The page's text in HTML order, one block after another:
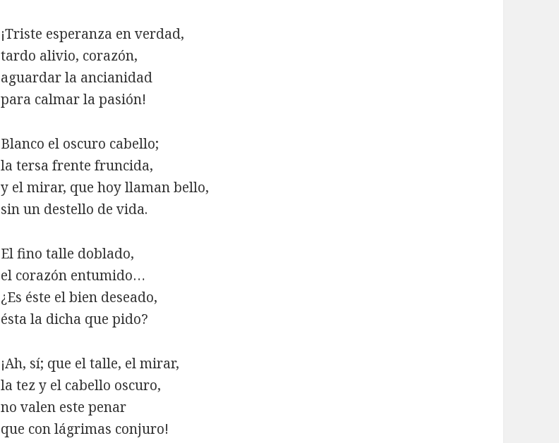
¡Triste esperanza en verdad,
tardo alivio, corazón,
aguardar la ancianidad
para calmar la pasión!
Blanco el oscuro cabello;
la tersa frente fruncida,
y el mirar, que hoy llaman bello,
sin un destello de vida.
El fino talle doblado,
el corazón entumido…
¿Es éste el bien deseado,
ésta la dicha que pido?
¡Ah, sí; que el talle, el mirar,
la tez y el cabello oscuro,
no valen este penar
que con lágrimas conjuro!